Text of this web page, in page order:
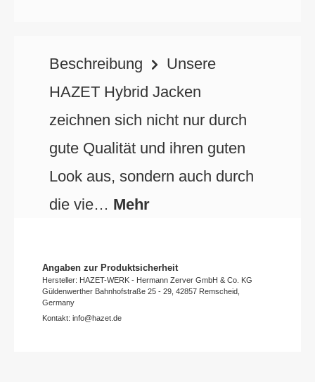
Beschreibung
Unsere
HAZET Hybrid Jacken
zeichnen sich nicht nur durch
gute Qualität und ihren guten
Look aus, sondern auch durch
die vie… Mehr
Angaben zur Produktsicherheit
Hersteller: HAZET-WERK - Hermann Zerver GmbH & Co. KG
Güldenwerther Bahnhofstraße 25 - 29, 42857 Remscheid,
Germany
Kontakt: info@hazet.de